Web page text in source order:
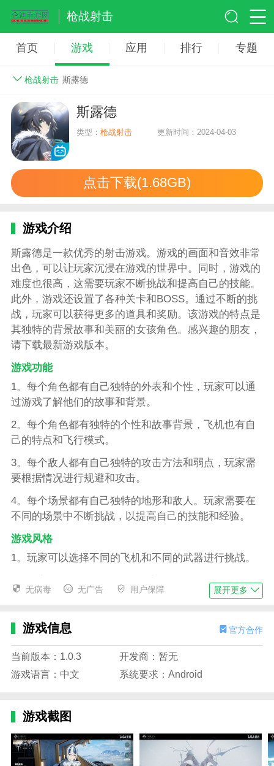
枪战射击
首页 游戏 应用 排行 专题
枪战射击 斯露德
斯露德
类型：枪战射击 更新时间：2024-04-03
点击下载(1.68GB)
游戏介绍
斯露德是一款优秀的射击游戏。游戏的画面和音效非常
出色，可以让玩家沉浸在游戏的世界中。同时，游戏的
难度也很高，这需要玩家不断挑战和提高自己的技能。
此外，游戏还设置了各种关卡和BOSS。通过不断的挑
战，玩家可以获得更多的道具和奖励。该游戏的特点是
其独特的背景故事和美丽的女孩角色。感兴趣的朋友，
请下载最新游戏版本。
游戏功能
1。每个角色都有自己独特的外表和个性，玩家可以通
过游戏了解他们的故事和背景。
2。每个角色都有独特的个性和故事背景，飞机也有自
己的特点和飞行模式。
3。每个敌人都有自己独特的攻击方法和弱点，玩家需
要根据情况进行规避和攻击。
4。每个场景都有自己独特的地形和敌人。玩家需要在
不同的场景中不断挑战，以提高自己的技能和经验。
游戏风格
1。玩家可以选择不同的飞机和不同的武器进行挑战。
2。玩家可以通过收集能量来提高战斗能力，同时可以
使用各种武器和技能对敌人造成伤害。
浸在游戏世界中。
游戏描述
开竞争和斗争。
2。为了保护世界，斯露德和她的朋友们决定驾驶飞机
与敌人战斗。
无病毒 无广告 用户保障 展开更多
游戏信息 官方合作
当前版本：1.0.3
开发商：暂无
游戏语言：中文
系统要求：Android
游戏截图